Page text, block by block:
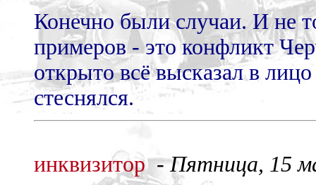
Конечно были случаи. И не
примеров - это конфликт
открыто всё высказал в
стеснялся.
инквизитор-Пятница, 15